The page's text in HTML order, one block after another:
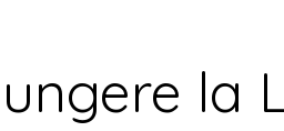
la